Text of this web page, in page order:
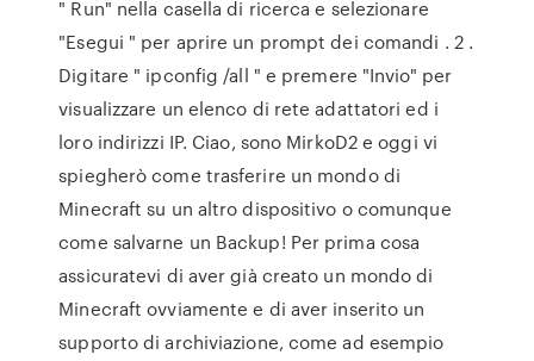
" Run" nella casella di ricerca e selezionare
"Esegui " per aprire un prompt dei comandi . 2 .
Digitare " ipconfig /all " e premere "Invio" per
visualizzare un elenco di rete adattatori ed i
loro indirizzi IP. Ciao, sono MirkoD2 e oggi vi
spiegherò come trasferire un mondo di
Minecraft su un altro dispositivo o comunque
come salvarne un Backup! Per prima cosa
assicuratevi di aver già creato un mondo di
Minecraft ovviamente e di aver inserito un
supporto di archiviazione, come ad esempio